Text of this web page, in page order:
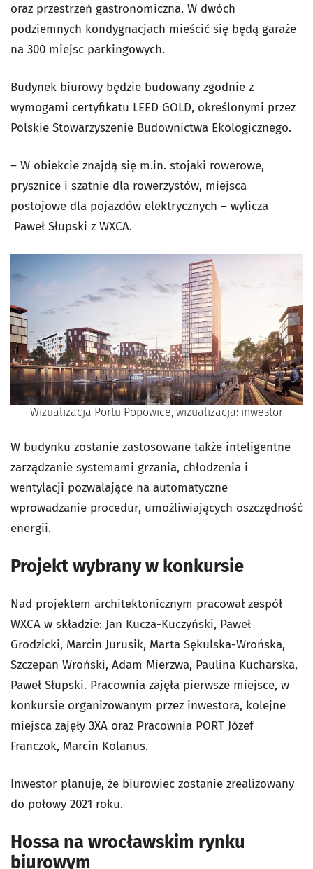
oraz przestrzeń gastronomiczna. W dwóch
podziemnych kondygnacjach mieścić się będą garaże
na 300 miejsc parkingowych.
Budynek biurowy będzie budowany zgodnie z
wymogami certyfikatu LEED GOLD, określonymi przez
Polskie Stowarzyszenie Budownictwa Ekologicznego.
– W obiekcie znajdą się m.in. stojaki rowerowe,
prysznice i szatnie dla rowerzystów, miejsca
postojowe dla pojazdów elektrycznych – wylicza
Paweł Słupski z WXCA.
Wizualizacja Portu Popowice, wizualizacja: inwestor
W budynku zostanie zastosowane także inteligentne
zarządzanie systemami grzania, chłodzenia i
wentylacji pozwalające na automatyczne
wprowadzanie procedur, umożliwiających oszczędność
energii.
Projekt wybrany w konkursie
Nad projektem architektonicznym pracował zespół
WXCA w składzie: Jan Kucza-Kuczyński, Paweł
Grodzicki, Marcin Jurusik, Marta Sękulska-Wrońska,
Szczepan Wroński, Adam Mierzwa, Paulina Kucharska,
Paweł Słupski. Pracownia zajęła pierwsze miejsce, w
konkursie organizowanym przez inwestora, kolejne
miejsca zajęły 3XA oraz Pracownia PORT Józef
Franczok, Marcin Kolanus.
Inwestor planuje, że biurowiec zostanie zrealizowany
do połowy 2021 roku.
Hossa na wrocławskim rynku
biurowym